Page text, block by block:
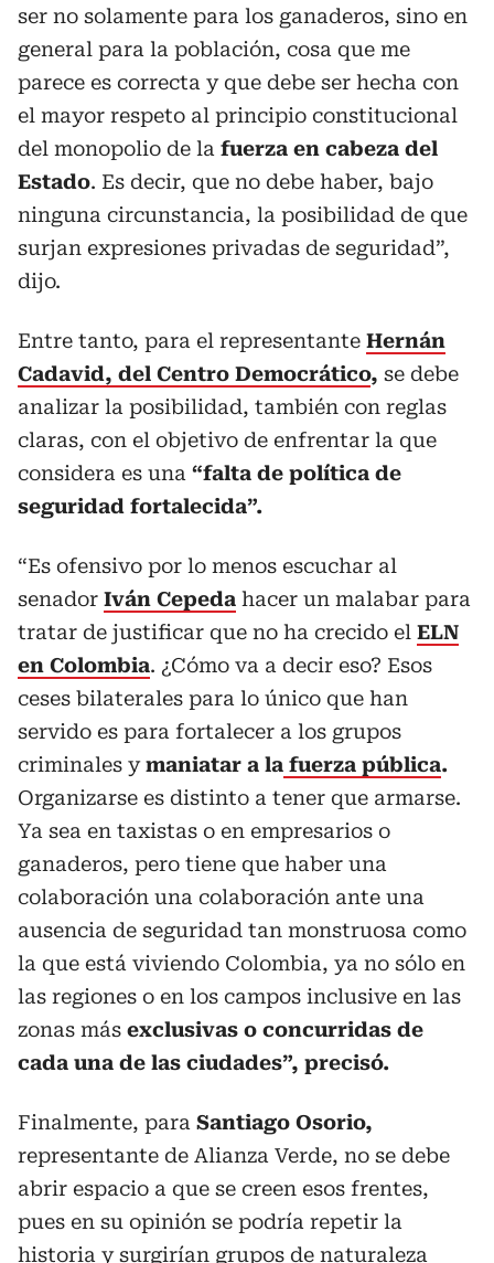
ser no solamente para los ganaderos, sino en
general para la población, cosa que me
parece es correcta y que debe ser hecha con
el mayor respeto al principio constitucional
del monopolio de la fuerza en cabeza del
Estado. Es decir, que no debe haber, bajo
ninguna circunstancia, la posibilidad de que
surjan expresiones privadas de seguridad”,
dijo.
Entre tanto, para el representante Hernán
Cadavid, del Centro Democrático, se debe
analizar la posibilidad, también con reglas
claras, con el objetivo de enfrentar la que
considera es una “falta de política de
seguridad fortalecida”.
“Es ofensivo por lo menos escuchar al
senador Iván Cepeda hacer un malabar para
tratar de justificar que no ha crecido el ELN
en Colombia. ¿Cómo va a decir eso? Esos
ceses bilaterales para lo único que han
servido es para fortalecer a los grupos
criminales ymaniatar a la fuerza pública.
Organizarse es distinto a tener que armarse.
Ya sea en taxistas o en empresarios o
ganaderos, pero tiene que haber una
colaboración una colaboración ante una
ausencia de seguridad tan monstruosa como
la que está viviendo Colombia, ya no sólo en
las regiones o en los campos inclusive en las
zonas más exclusivas o concurridas de
cada una de las ciudades”, precisó.
Finalmente, para Santiago Osorio,
representante de Alianza Verde, no se debe
abrir espacio a que se creen esos frentes,
pues en su opinión se podría repetir la
historia y surgirían grupos de naturaleza